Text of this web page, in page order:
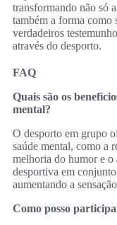
transformando não só
também a forma como
verdadeiros
através do desporto.
FAQ
Quais são os
mental?
O desporto em grupo
saúde mental, como a
melhoria do humor e o
desportiva em
aumentando a
Como posso